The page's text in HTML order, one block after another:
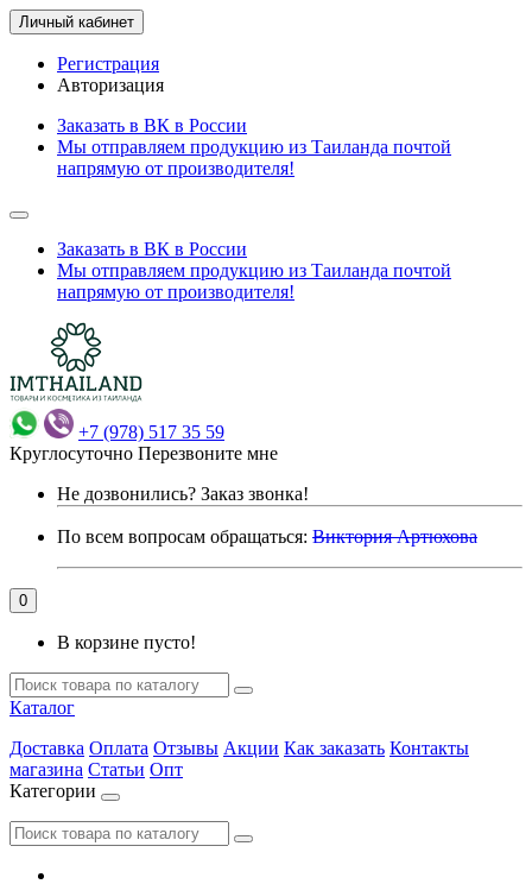
Личный кабинет
Регистрация
Авторизация
Заказать в ВК в России
Мы отправляем продукцию из Таиланда почтой
напрямую от производителя!
Заказать в ВК в России
Мы отправляем продукцию из Таиланда почтой
напрямую от производителя!
+7 (978) 517 35 59
Круглосуточно Перезвоните мне
Не дозвонились? Заказ звонка!
По всем вопросам обращаться: Виктория Артюхова
0
В корзине пусто!
Каталог
Доставка Оплата Отзывы Акции Как заказать Контакты
магазина Статьи Опт
Категории